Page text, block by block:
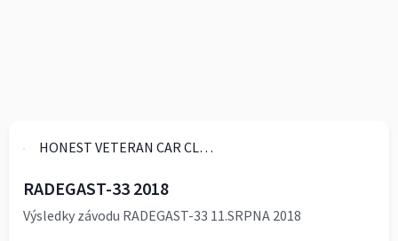
HONEST VETERAN CAR CLUB
RADEGAST-33 2018
Výsledky závodu RADEGAST-33 11.SRPNA 2018